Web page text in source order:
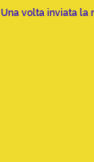
Una volta inviata la